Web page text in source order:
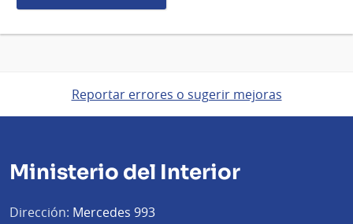
Reportar errores o sugerir mejoras
Ministerio del Interior
Dirección: Mercedes 993